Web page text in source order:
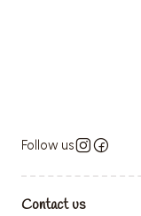
Follow us
Contact us